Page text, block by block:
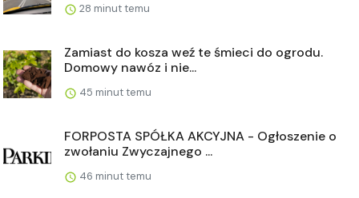
28 minut temu
Zamiast do kosza weź te śmieci do ogrodu.
Domowy nawóz i nie...
45 minut temu
FORPOSTA SPÓŁKA AKCYJNA - Ogłoszenie o
zwołaniu Zwyczajnego ...
46 minut temu